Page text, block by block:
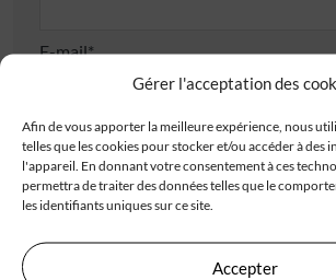
Gérer l'acceptation des
Afin de vous apporter la meilleure expérience, nous
telles que les cookies pour stocker et/ou accéder à des
l'appareil. En donnant votre consentement à ces
permettra de traiter des données telles que le
les identifiants uniques sur ce site.
Accepter
E-mail*
Adresse